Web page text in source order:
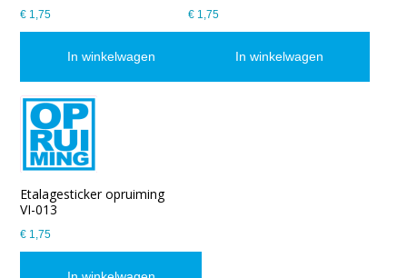
€ 1,75
In winkelwagen
€ 1,75
In winkelwagen
Etalagesticker opruiming
VI-013
€ 1,75